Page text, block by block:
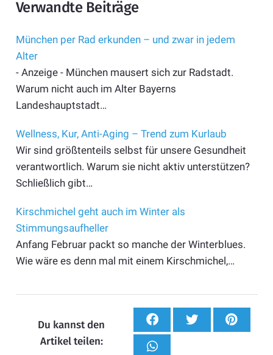
Verwandte Beiträge
München per Rad erkunden – und zwar in jedem
Alter
- Anzeige - München mausert sich zur Radstadt.
Warum nicht auch im Alter Bayerns
Landeshauptstadt…
Wellness, Kur, Anti-Aging – Trend zum Kurlaub
Wir sind größtenteils selbst für unsere Gesundheit
verantwortlich. Warum sie nicht aktiv unterstützen?
Schließlich gibt…
Kirschmichel geht auch im Winter als
Stimmungsaufheller
Anfang Februar packt so manche der Winterblues.
Wie wäre es denn mal mit einem Kirschmichel,…
Du kannst den
Artikel teilen: